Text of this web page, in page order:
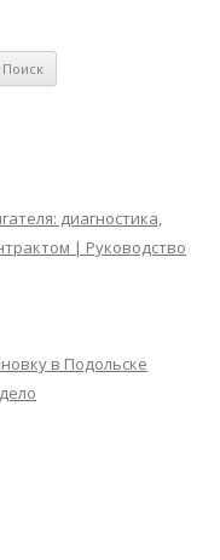
диагностика,
| Руководство
в Подольске